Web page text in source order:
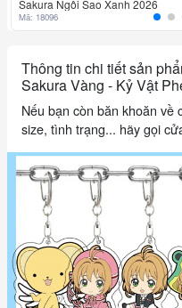
Sakura Ngôi Sao Xanh 2026
Mã: 18096
Thông tin chi tiết sản
Sakura Vàng - Kỷ Vật
Nếu bạn còn băn khoăn về
size, tình trạng... hãy gọi